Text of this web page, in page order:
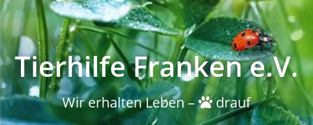
Tierhilfe Franken e.V.
Wir erhalten Leben – drauf